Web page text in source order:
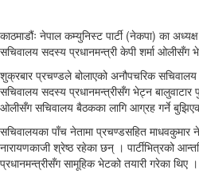
काठमाडौंः नेपाल कम्युनिस्ट पार्टी (नेकपा) का
सचिवालय सदस्य प्रधानमन्त्री केपी शर्मा ओलीसँग
शुक्रबार प्रचण्डले बोलाएको अनौपचरिक
सचिवालय सदस्य प्रधानमन्त्रीसँग भेट्न
ओलीसँग सचिवालय बैठकका लागि आग्रह गर्ने
सचिवालयका पाँच नेतामा प्रचण्डसहित
नारायणकाजी श्रेष्ठ रहेका छन् । पार्टीभित्रको
प्रधानमन्त्रीसँग सामूहिक भेटको तयारी गरेका थिए ।